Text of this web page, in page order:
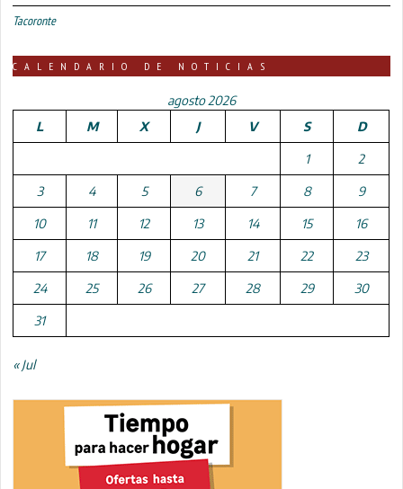
Tacoronte
CALENDARIO DE NOTICIAS
agosto 2026
L
M X J V S D
1 2
3 4 5 6 7 8 9
10 11 12 13 14 15 16
17 18 19 20 21 22 23
24 25 26 27 28 29 30
31
« Jul